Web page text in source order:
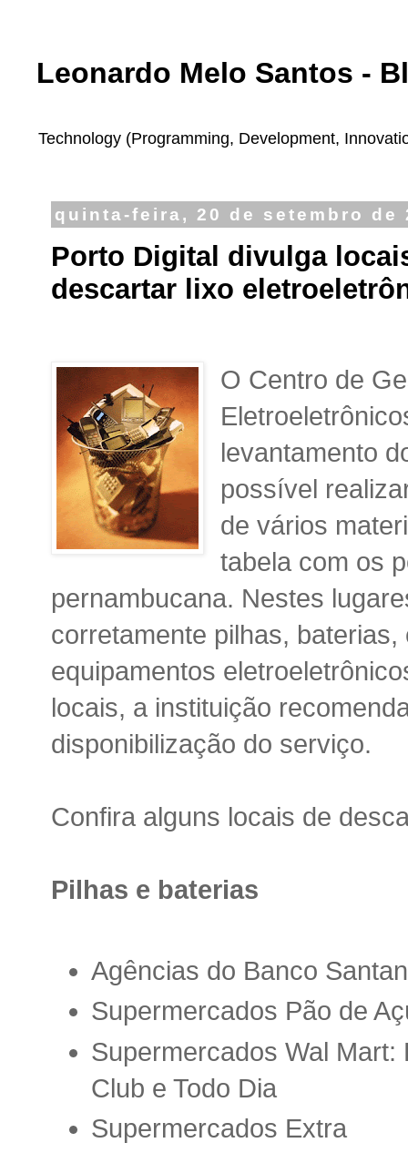
Leonardo Melo Santos -
Technology (Programming, Development,
quinta-feira, 20 de setembro de
Porto Digital divulga
descartar lixo
O Centro de
levantamento
possível
de vários
tabela com os
pernambucana. Nestes
corretamente pilhas,
equipamentos
locais, a instituição
disponibilização do serviço.
Confira alguns locais de
Pilhas e baterias
Agências do Banco
Supermercados Pão de
Supermercados Wal
Club e Todo Dia
Supermercados Extra